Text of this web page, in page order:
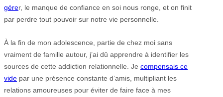
gérer, le manque de confiance en soi nous ronge, et on finit
par perdre tout pouvoir sur notre vie personnelle.
À la fin de mon adolescence, partie de chez moi sans
vraiment de famille autour, j’ai dû apprendre à identifier les
sources de cette addiction relationnelle. Je compensais ce
vide par une présence constante d’amis, multipliant les
relations amoureuses pour éviter de faire face à mes